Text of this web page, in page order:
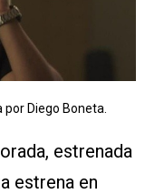
Diego Boneta.
estrenada
estrena en